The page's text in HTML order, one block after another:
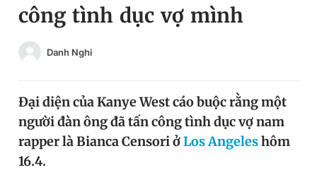
Chuyên mục khác
Chào ngày mới
Video Magazine
Tin đã xem
công tình dục vợ mình
Danh Nghi
Đại diện của Kanye West cáo buộc rằng một
người đàn ông đã tấn công tình dục vợ nam
rapper là Bianca Censori ởLos Angeleshôm
16.4.